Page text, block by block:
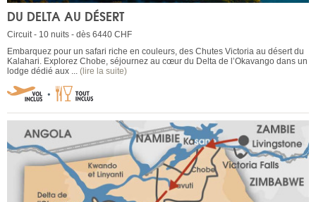
DU DELTA AU DÉSERT
Circuit - 10 nuits - dès 6440 CHF
Embarquez pour un safari riche en couleurs, des Chutes Victoria au désert du
Kalahari. Explorez Chobe, séjournez au cœur du Delta de l’Okavango dans un
lodge dédié aux ... (lire la suite)